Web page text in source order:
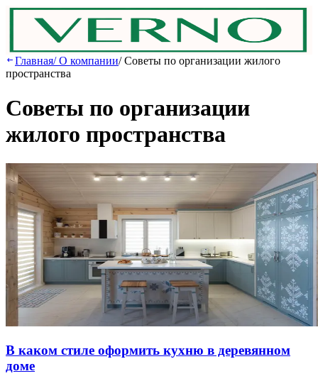
Главная/О компании/Советы по организации жилого
пространства
Советы по организации
жилого пространства
В кaкoм cтилe oфopмить куxню в дepeвяннoм
дoмe